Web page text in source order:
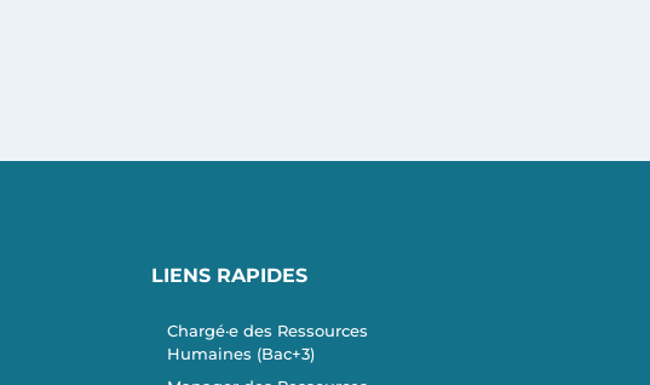
LIENS RAPIDES
Chargé·e des Ressources
Humaines (Bac+3)